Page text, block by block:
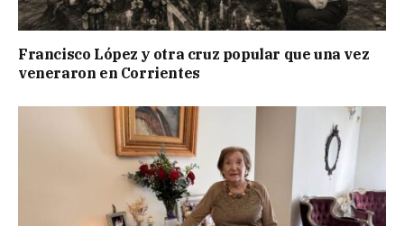
Francisco López y otra cruz popular que una vez
veneraron en Corrientes